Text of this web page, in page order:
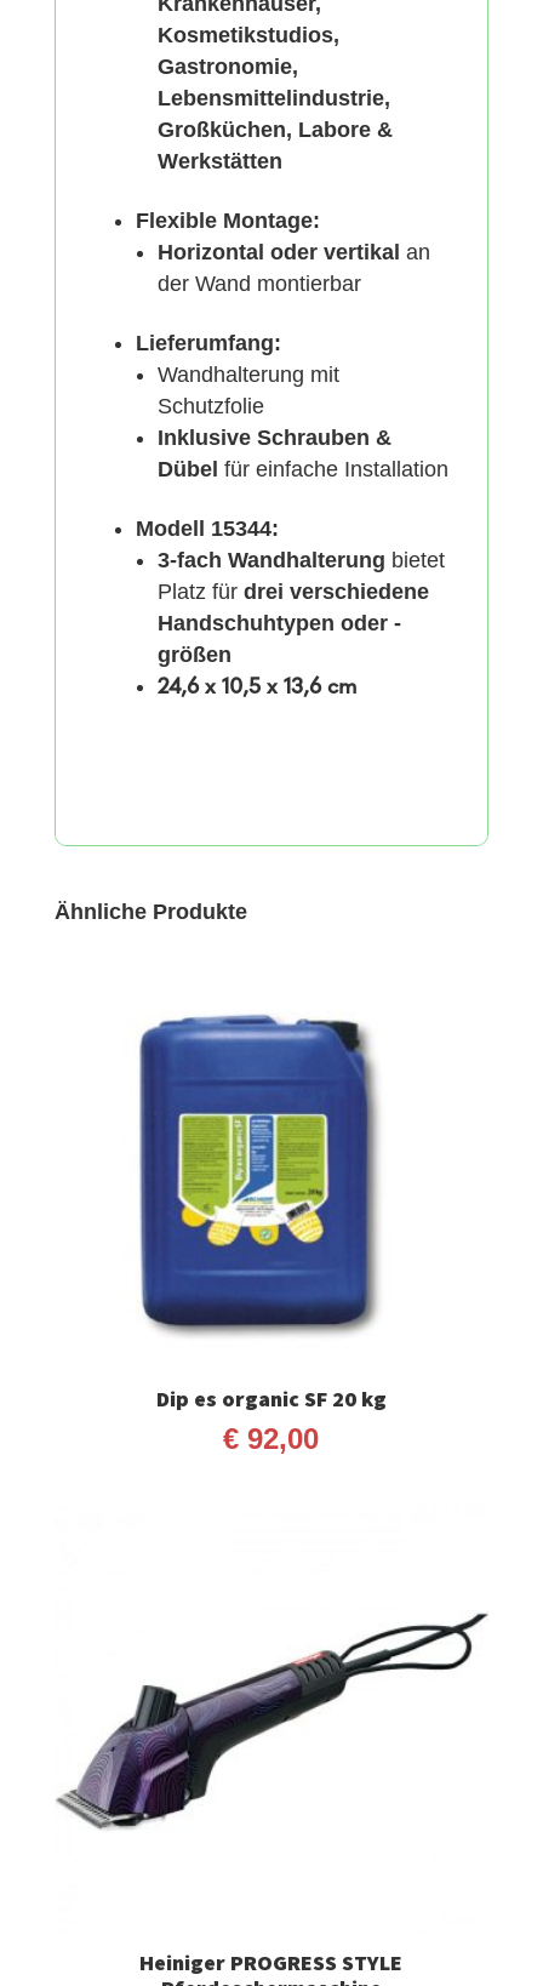
Kosmetikstudios,
Gastronomie,
Lebensmittelindustrie,
Großküchen, Labore &
Werkstätten
Flexible Montage:
Horizontal oder vertikal an
der Wand montierbar
Lieferumfang:
Wandhalterung mit
Schutzfolie
Inklusive Schrauben &
Dübel für einfache Installation
Modell 15344:
3-fach Wandhalterung bietet
Platz für drei verschiedene
Handschuhtypen oder -
größen
24,6 x 10,5 x 13,6 cm
Ähnliche Produkte
Dip es organic SF 20 kg
€ 92,00
Heiniger PROGRESS STYLE